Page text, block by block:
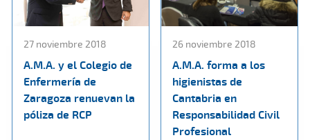
27 noviembre 2018
A.M.A. y el Colegio de
Enfermería de
Zaragoza renuevan la
póliza de RCP
26 noviembre 2018
A.M.A. forma a los
higienistas de
Cantabria en
Responsabilidad Civil
Profesional